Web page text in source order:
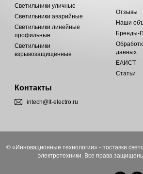
Светильники уличные
Светильники аварийные
Светильники линейные
профильные
Светильники
взрывозащищенные
Отзывы
Наши
Бренды-
данных
ЕАИСТ
Статьи
Контакты
intech@lt-electro.ru
© «Инновационные технологии» - поставки
электротехники. Все права